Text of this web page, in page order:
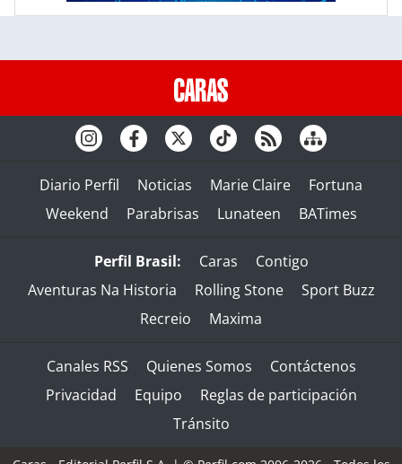
Diario Perfil Noticias Marie Claire
Fortuna
Weekend
Parabrisas Lunateen BATimes
Perfil Brasil: Caras
Contigo
Aventuras Na Historia
Rolling Stone
Sport Buzz
Recreio
Maxima
Canales RSS Quienes Somos
Contáctenos
Privacidad
Equipo
Reglas de participación
Tránsito